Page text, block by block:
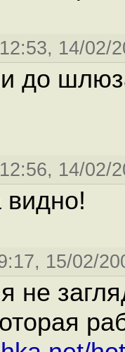
14/02/
до
14/02/
15/02/
не